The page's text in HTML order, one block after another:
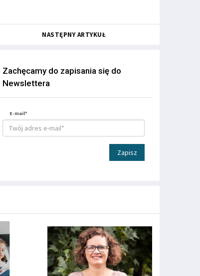
NASTĘPNY ARTYKUŁ
Zachęcamy do zapisania się do
Newslettera
E-mail*
Zapisz